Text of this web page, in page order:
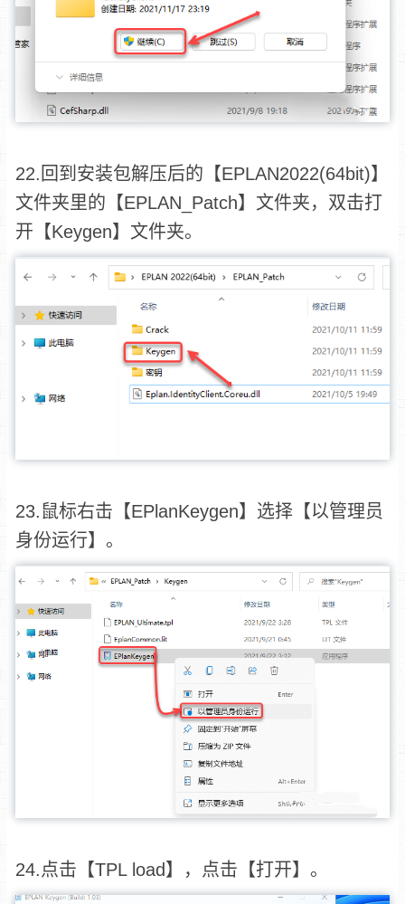
22.回到安装包解压后的【EPLAN2022(64bit)】
文件夹里的【EPLAN_Patch】文件夹，双击打
开【Keygen】文件夹。
23.鼠标右击【EPlanKeygen】选择【以管理员
身份运行】。
24.点击【TPL load】，点击【打开】。